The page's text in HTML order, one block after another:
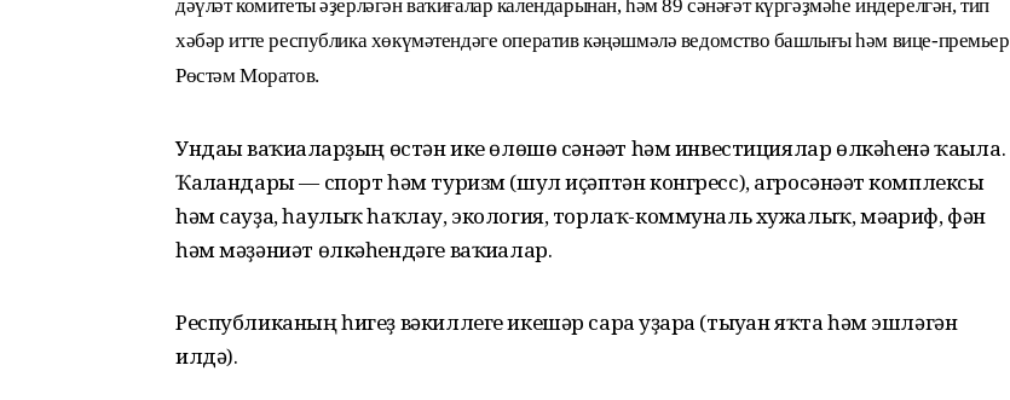
дәүләт комитеты әҙерләгән ваҡиғалар календарынан, һәм 89 сәнәғәт күргәҙмәһе индерелгән, тип
хәбәр итте республика хөкүмәтендәге оператив кәңәшмәлә ведомство башлығы һәм вице-премьер
Рөстәм Моратов.
Ундағы ваҡиғаларҙың өстән ике өлөшө сәнәғәт һәм инвестициялар өлкәһенә ҡағыла.
Ҡалғандары — спорт һәм туризм (шул иҫәптән конгресс), агросәнәғәт комплексы
һәм сауҙа, һаулыҡ һаҡлау, экология, торлаҡ-коммуналь хужалыҡ, мәғариф, фән
һәм мәҙәниәт өлкәһендәге ваҡиғалар.
Республиканың һигеҙ вәкиллеге икешәр сара уҙғара (тыуған яҡта һәм эшләгән
илдә).